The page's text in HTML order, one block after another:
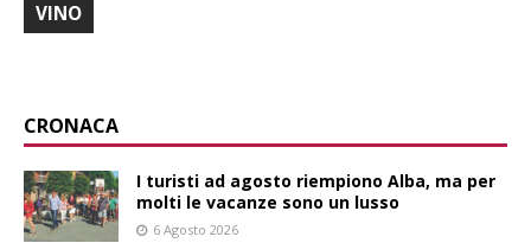
VINO
CRONACA
I turisti ad agosto riempiono Alba, ma per
molti le vacanze sono un lusso
6 Agosto 2026